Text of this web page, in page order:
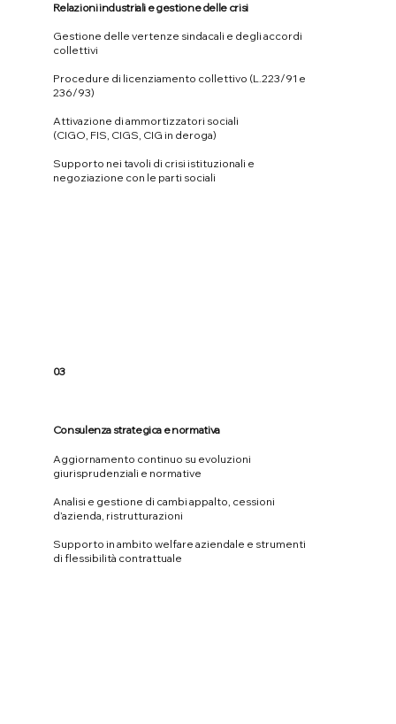
Relazioni industriali e gestione delle crisi
Gestione delle vertenze sindacali e degli accordi
collettivi
Procedure di licenziamento collettivo (L.223/91 e
236/93)
Attivazione di ammortizzatori sociali
(CIGO, FIS, CIGS, CIG in deroga)
Supporto nei tavoli di crisi istituzionali e
negoziazione con le parti sociali
03
Consulenza strategica e normativa
Aggiornamento continuo su evoluzioni
giurisprudenziali e normative
Analisi e gestione di cambi appalto, cessioni
d’azienda, ristrutturazioni
Supporto in ambito welfare aziendale e strumenti
di flessibilità contrattuale